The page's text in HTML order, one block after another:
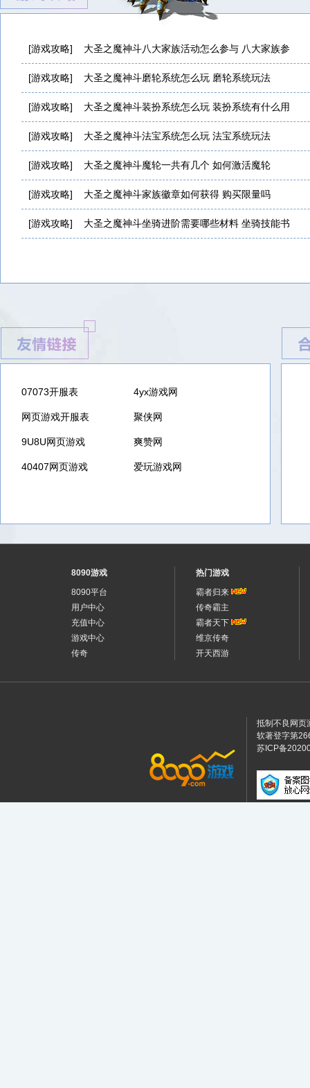
[游戏攻略] 大圣之魔神斗八大家族活动怎么参与 八大家族参
[游戏攻略] 大圣之魔神斗磨轮系统怎么玩 磨轮系统玩法
[游戏攻略] 大圣之魔神斗装扮系统怎么玩 装扮系统有什么用
[游戏攻略] 大圣之魔神斗法宝系统怎么玩 法宝系统玩法
[游戏攻略] 大圣之魔神斗魔轮一共有几个 如何激活魔轮
[游戏攻略] 大圣之魔神斗家族徽章如何获得 购买限量吗
[游戏攻略] 大圣之魔神斗坐骑进阶需要哪些材料 坐骑技能书
07073开服表 4yx游戏网
网页游戏开服表 聚侠网
9U8U网页游戏 爽赞网
40407网页游戏 爱玩游戏网
8090游戏
8090平台
用户中心
充值中心
游戏中心
传奇
热门游戏
霸者归来
传奇霸主
霸者天下
维京传奇
开天西游
抵制不良网页
软著登字第
苏ICP备